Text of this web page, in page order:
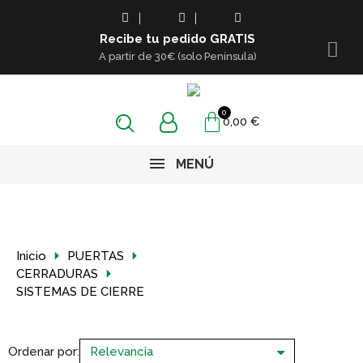
Recibe tu pedido GRATIS
A partir de 30€ (solo Península)
0,00 €
MENÚ
Inicio
PUERTAS
CERRADURAS
SISTEMAS DE CIERRE
Ordenar por: